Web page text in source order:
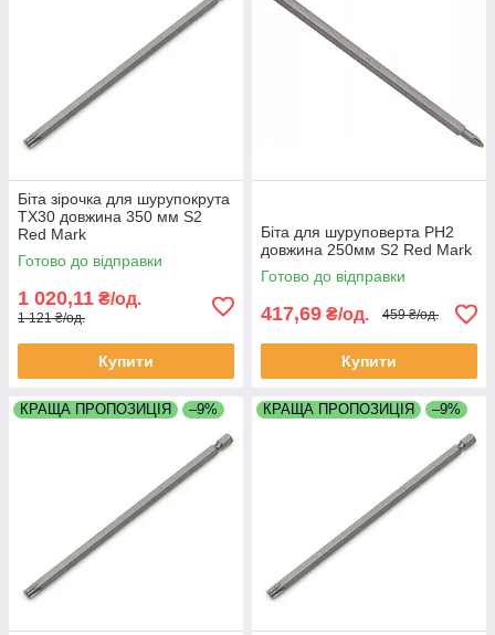
Біта зірочка для шурупокрута
TX30 довжина 350 мм S2
Red Mark
Готово до відправки
1 020,11 ₴/од.
1 121 ₴/од.
Купити
Біта для шуруповерта PH2
довжина 250мм S2 Red Mark
Готово до відправки
417,69 ₴/од. 459 ₴/од.
Купити
КРАЩА ПРОПОЗИЦІЯ –9% КРАЩА ПРОПОЗИЦІЯ –9%